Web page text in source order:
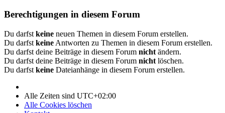
Berechtigungen in diesem Forum
Du darfst keine neuen Themen in diesem Forum erstellen.
Du darfst keine Antworten zu Themen in diesem Forum erstellen.
Du darfst deine Beiträge in diesem Forum nicht ändern.
Du darfst deine Beiträge in diesem Forum nicht löschen.
Du darfst keine Dateianhänge in diesem Forum erstellen.
Alle Zeiten sind UTC+02:00
Alle Cookies löschen